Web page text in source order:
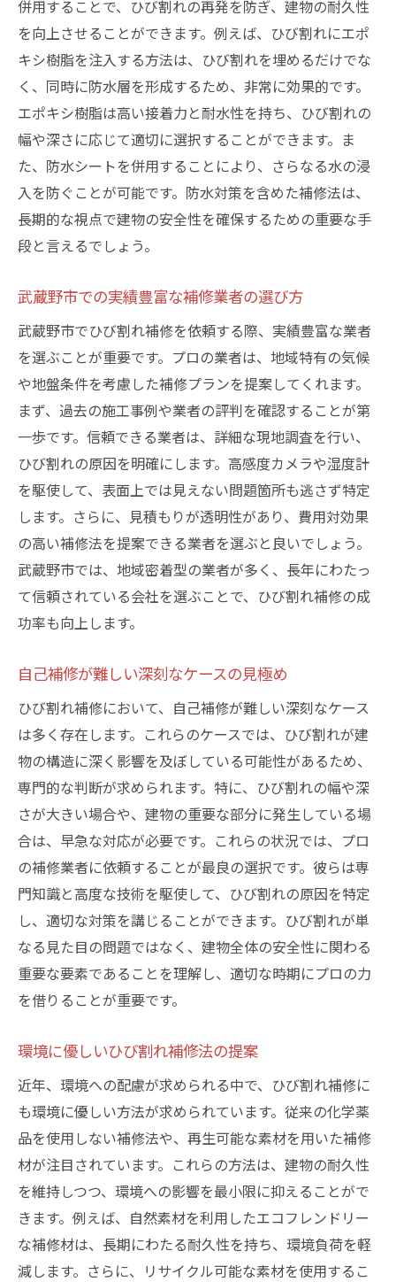
併用することで、ひび割れの再発を防ぎ、建物の耐久性
を向上させることができます。例えば、ひび割れにエポ
キシ樹脂を注入する方法は、ひび割れを埋めるだけでな
く、同時に防水層を形成するため、非常に効果的です。
エポキシ樹脂は高い接着力と耐水性を持ち、ひび割れの
幅や深さに応じて適切に選択することができます。ま
た、防水シートを併用することにより、さらなる水の浸
入を防ぐことが可能です。防水対策を含めた補修法は、
長期的な視点で建物の安全性を確保するための重要な手
段と言えるでしょう。
武蔵野市での実績豊富な補修業者の選び方
武蔵野市でひび割れ補修を依頼する際、実績豊富な業者
を選ぶことが重要です。プロの業者は、地域特有の気候
や地盤条件を考慮した補修プランを提案してくれます。
まず、過去の施工事例や業者の評判を確認することが第
一歩です。信頼できる業者は、詳細な現地調査を行い、
ひび割れの原因を明確にします。高感度カメラや湿度計
を駆使して、表面上では見えない問題箇所も逃さず特定
します。さらに、見積もりが透明性があり、費用対効果
の高い補修法を提案できる業者を選ぶと良いでしょう。
武蔵野市では、地域密着型の業者が多く、長年にわたっ
て信頼されている会社を選ぶことで、ひび割れ補修の成
功率も向上します。
自己補修が難しい深刻なケースの見極め
ひび割れ補修において、自己補修が難しい深刻なケース
は多く存在します。これらのケースでは、ひび割れが建
物の構造に深く影響を及ぼしている可能性があるため、
専門的な判断が求められます。特に、ひび割れの幅や深
さが大きい場合や、建物の重要な部分に発生している場
合は、早急な対応が必要です。これらの状況では、プロ
の補修業者に依頼することが最良の選択です。彼らは専
門知識と高度な技術を駆使して、ひび割れの原因を特定
し、適切な対策を講じることができます。ひび割れが単
なる見た目の問題ではなく、建物全体の安全性に関わる
重要な要素であることを理解し、適切な時期にプロの力
を借りることが重要です。
環境に優しいひび割れ補修法の提案
近年、環境への配慮が求められる中で、ひび割れ補修に
も環境に優しい方法が求められています。従来の化学薬
品を使用しない補修法や、再生可能な素材を用いた補修
材が注目されています。これらの方法は、建物の耐久性
を維持しつつ、環境への影響を最小限に抑えることがで
きます。例えば、自然素材を利用したエコフレンドリー
な補修材は、長期にわたる耐久性を持ち、環境負荷を軽
減します。さらに、リサイクル可能な素材を使用するこ